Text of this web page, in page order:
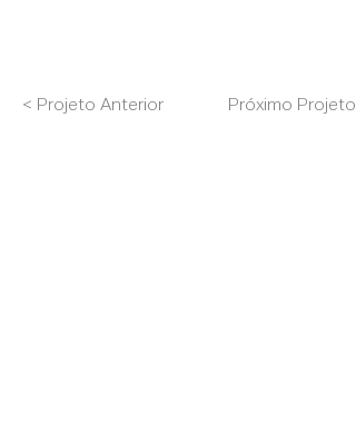
< Projeto Anterior Próximo Projeto